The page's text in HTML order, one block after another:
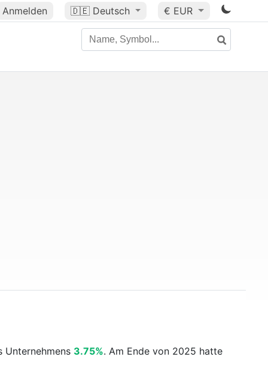
Anmelden 🇩🇪 Deutsch € EUR
3.75%. Am Ende von 2025 hatte